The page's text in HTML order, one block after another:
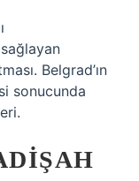
Belgrad’ın
sonucunda